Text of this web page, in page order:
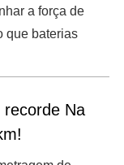
a força de
que baterias
Na